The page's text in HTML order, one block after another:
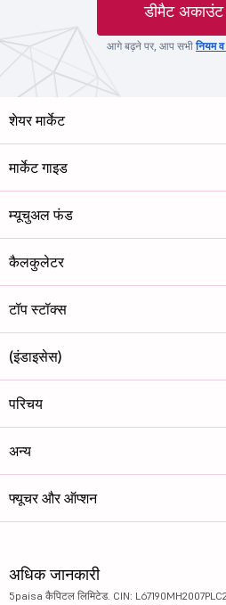
डीमैट
आगे बढ़ने पर, आप सभीनियम व
शेयर मार्केट
मार्केट गाइड
म्यूचुअल फंड
कैलकुलेटर
टॉप स्टॉक्स
(इंडाइसेस)
परिचय
अन्य
फ्यूचर और ऑप्शन
अधिक जानकारी
5paisa कैपिटल लिमिटेड. CIN: